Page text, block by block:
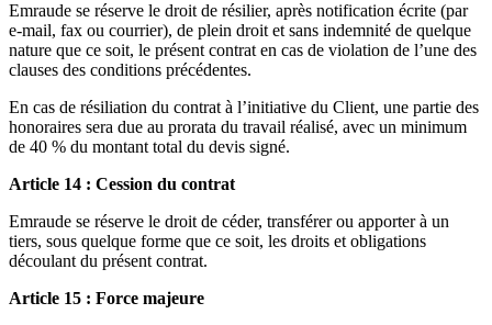
Emraude se réserve le droit de résilier, après notification écrite (par
e-mail, fax ou courrier), de plein droit et sans indemnité de quelque
nature que ce soit, le présent contrat en cas de violation de l’une des
clauses des conditions précédentes.
En cas de résiliation du contrat à l’initiative du Client, une partie des
honoraires sera due au prorata du travail réalisé, avec un minimum
de 40 % du montant total du devis signé.
Article 14 : Cession du contrat
Emraude se réserve le droit de céder, transférer ou apporter à un
tiers, sous quelque forme que ce soit, les droits et obligations
découlant du présent contrat.
Article 15 : Force majeure